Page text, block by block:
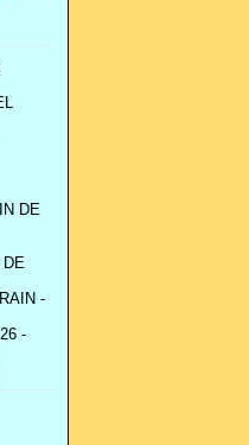
DE
DE
-
-